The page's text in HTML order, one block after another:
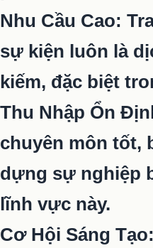
Nhu Cầu Cao:
sự kiện luôn là
kiếm, đặc biệt
Thu Nhập Ổn
chuyên môn tốt,
dựng sự nghiệp
lĩnh vực này.
Cơ Hội Sáng